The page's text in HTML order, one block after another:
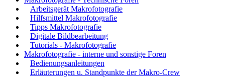
Arbeitsgerät Makrofotografie
Hilfsmittel Makrofotografie
Tipps Makrofotografie
Digitale Bildbearbeitung
Tutorials - Makrofotografie
Makrofotografie - interne und sonstige Foren
Bedienungsanleitungen
Erläuterungen u. Standpunkte der Makro-Crew